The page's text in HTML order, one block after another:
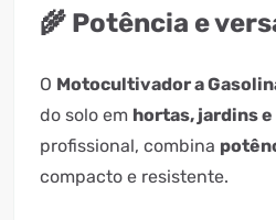
🌾 Potência e
O Motocultivador a
do solo em hortas, jardins
profissional, combina
compacto e resistente.